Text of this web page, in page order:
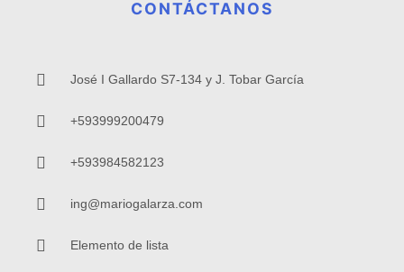
CONTÁCTANOS
José I Gallardo S7-134 y J. Tobar García
+593999200479
+593984582123
ing@mariogalarza.com
Elemento de lista